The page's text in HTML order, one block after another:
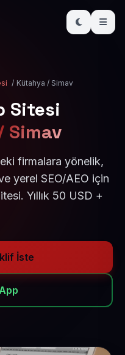
/ Kütahya / Simav
Sitesi
Simav
firmalara yönelik,
yerel SEO/AEO için
Yıllık 50 USD +
İste